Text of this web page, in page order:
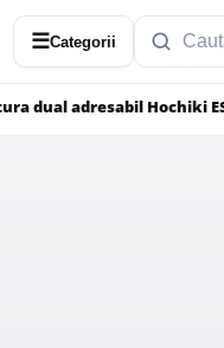
☰Categorii
dual adresabil Hochiki